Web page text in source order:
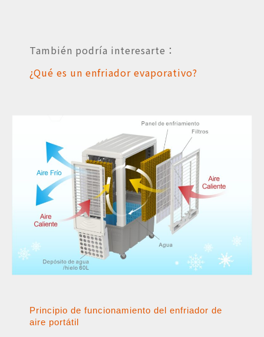
También podría interesarte：
¿Qué es un enfriador evaporativo?
Principio de funcionamiento del enfriador de
aire portátil